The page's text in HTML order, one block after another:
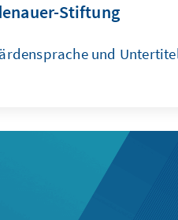
Stiftung
und